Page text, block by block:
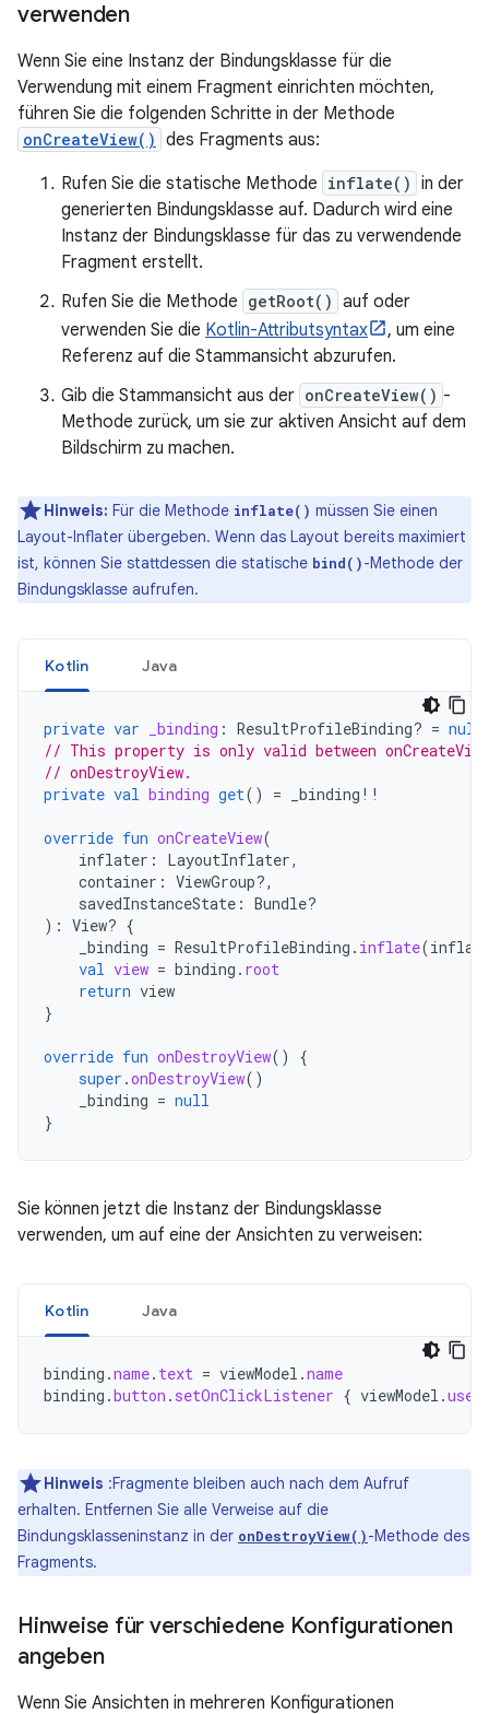
verwenden
Wenn Sie eine Instanz der Bindungsklasse für die
Verwendung mit einem Fragment einrichten möchten,
führen Sie die folgenden Schritte in der Methode
onCreateView() des Fragments aus:
Rufen Sie die statische Methode inflate() in der
generierten Bindungsklasse auf. Dadurch wird eine
Instanz der Bindungsklasse für das zu verwendende
Fragment erstellt.
Rufen Sie die Methode getRoot() auf oder
verwenden Sie die Kotlin-Attributsyntax
, um eine
Referenz auf die Stammansicht abzurufen.
Gib die Stammansicht aus der onCreateView() -
Methode zurück, um sie zur aktiven Ansicht auf dem
Bildschirm zu machen.
Hinweis: Für die Methode inflate() müssen Sie einen
Layout-Inflater übergeben. Wenn das Layout bereits maximiert
ist, können Sie stattdessen die statische bind()-Methode der
Bindungsklasse aufrufen.
Kotlin Java
private var _binding : ResultProfileBinding? = null
// This property is only valid between
// onDestroyView.
private val binding get() = _binding !!
override fun onCreateView(
inflater : LayoutInflater,
container : ViewGroup?,
savedInstanceState : Bundle?
): View? {
_binding = ResultProfileBinding . inflate(
val view = binding . root
return view
}
override fun onDestroyView()
{
super .onDestroyView()
_binding = null
}
Sie können jetzt die Instanz der Bindungsklasse
verwenden, um auf eine der Ansichten zu verweisen:
Kotlin Java
binding .name. text = viewModel .name
binding .button . setOnClickListener { viewModel .
Hinweis :Fragmente bleiben auch nach dem Aufruf
erhalten. Entfernen Sie alle Verweise auf die
Bindungsklasseninstanz in der onDestroyView()-Methode des
Fragments.
Hinweise für verschiedene Konfigurationen
angeben
Wenn Sie Ansichten in mehreren Konfigurationen